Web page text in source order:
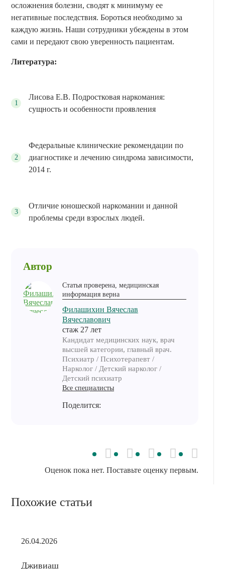
осложнения болезни, сводят к минимуму ее
негативные последствия. Бороться необходимо за
каждую жизнь. Наши сотрудники убеждены в этом
сами и передают свою уверенность пациентам.
Литература:
Лисова Е.В. Подростковая наркомания:
сущность и особенности проявления
Федеральные клинические рекомендации по
диагностике и лечению синдрома зависимости,
2014 г.
Отличие юношеской наркомании и данной
проблемы среди взрослых людей.
Автор
Статья проверена, медицинская
информация верна
Филашихин Вячеслав
Вячеславович
cтаж 27 лет
Кандидат медицинских наук, врач
высшей категории, главный врач.
Психиатр / Психотерапевт /
Нарколог / Детский нарколог /
Детский психиатр
Все специалисты
Поделится:
Оценок пока нет. Поставьте оценку первым.
Похожие статьи
26.04.2026
Дживиаш